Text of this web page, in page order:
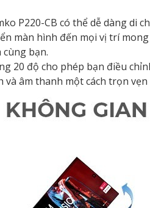
P220-CB có thể dễ dàng di
màn hình đến mọi vị trí
bạn.
20 độ cho phép bạn điều
âm thanh một cách trọn vẹn